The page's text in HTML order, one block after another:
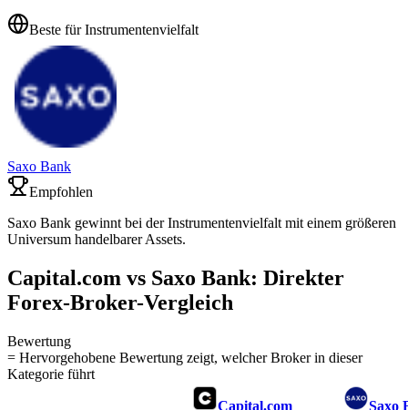
Beste für Instrumentenvielfalt
Saxo Bank
Empfohlen
Saxo Bank gewinnt bei der Instrumentenvielfalt mit einem größeren
Universum handelbarer Assets.
Capital.com vs Saxo Bank: Direkter
Forex-Broker-Vergleich
Bewertung
= Hervorgehobene Bewertung zeigt, welcher Broker in dieser
Kategorie führt
Capital.com Saxo